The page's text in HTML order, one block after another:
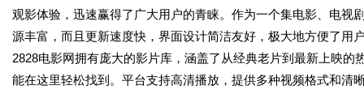
观影体验，迅速赢得了广大用户的青睐。作为一个集电影、电视
源丰富，而且更新速度快，界面设计简洁友好，极大地方便了用
2828电影网拥有庞大的影片库，涵盖了从经典老片到最新上映
能在这里轻松找到。平台支持高清播放，提供多种视频格式和清